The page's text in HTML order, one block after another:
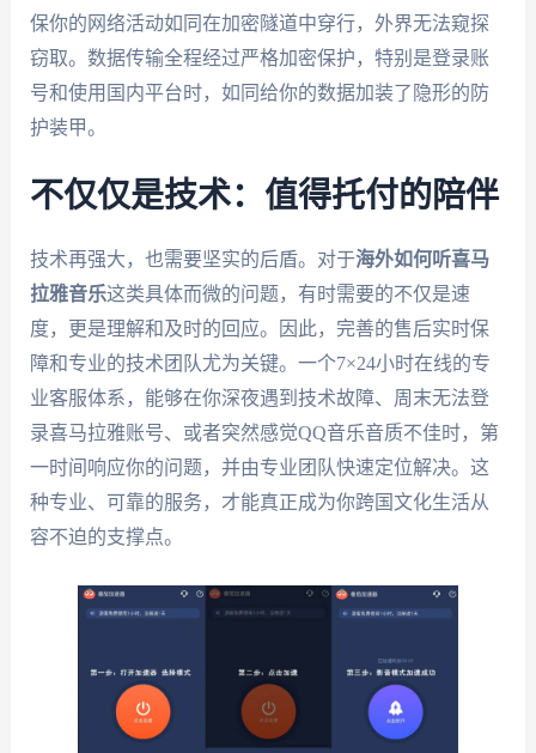
保你的网络活动如同在加密隧道中穿行，外界无法窥探
窃取。数据传输全程经过严格加密保护，特别是登录账
号和使用国内平台时，如同给你的数据加装了隐形的防
护装甲。
不仅仅是技术：值得托付的陪伴
技术再强大，也需要坚实的后盾。对于海外如何听喜马
拉雅音乐这类具体而微的问题，有时需要的不仅是速
度，更是理解和及时的回应。因此，完善的售后实时保
障和专业的技术团队尤为关键。一个7×24小时在线的专
业客服体系，能够在你深夜遇到技术故障、周末无法登
录喜马拉雅账号、或者突然感觉QQ音乐音质不佳时，第
一时间响应你的问题，并由专业团队快速定位解决。这
种专业、可靠的服务，才能真正成为你跨国文化生活从
容不迫的支撑点。